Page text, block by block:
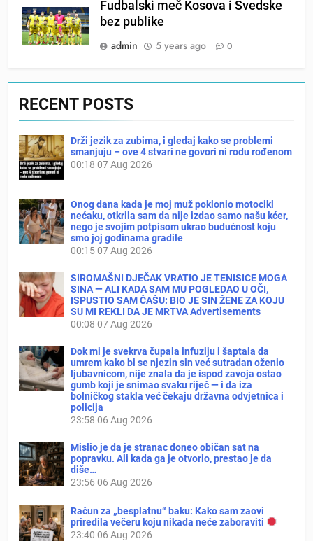
Fudbalski meč Kosova i Švedske
bez publike
admin
5 years ago 0
RECENT POSTS
Drži jezik za zubima, i gledaj kako se problemi
smanjuju – ove 4 stvari ne govori ni rodu rođenom
00:18 07 Aug 2026
Onog dana kada je moj muž poklonio motocikl
nećaku, otkrila sam da nije izdao samo našu kćer,
nego je svojim potpisom ukrao budućnost koju
smo joj godinama gradile
00:1507 Aug 2026
SIROMAŠNI DJEČAK VRATIO JE TENISICE MOGA
SINA — ALI KADA SAM MU POGLEDAO U OČI,
ISPUSTIO SAM ČAŠU: BIO JE SIN ŽENE ZA KOJU
SU MI REKLI DA JE MRTVA Advertisements
00:08 07 Aug 2026
Dok mi je svekrva čupala infuziju i šaptala da
umrem kako bi se njezin sin već sutradan oženio
ljubavnicom, nije znala da je ispod zavoja ostao
gumb koji je snimao svaku riječ — i da iza
bolničkog stakla već čekaju državna odvjetnica i
policija
23:58 06 Aug 2026
Mislio je da je stranac doneo običan sat na
popravku. Ali kada ga je otvorio, prestao je da
diše…
23:56 06 Aug 2026
Račun za „besplatnu“ baku: Kako sam zaovi
priredila večeru koju nikada neće zaboraviti
23:40 06 Aug 2026